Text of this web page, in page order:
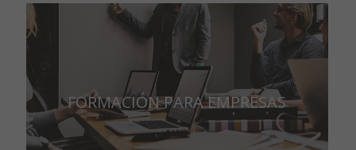
FORMACIÓN PARA EMPRESAS